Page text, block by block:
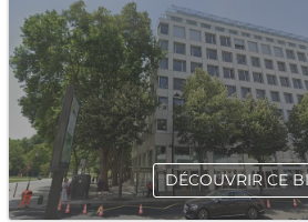
DÉCOUVRIR CE